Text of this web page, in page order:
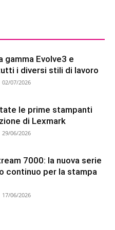
gamma Evolve3 e
i diversi stili di lavoro
02/07/2026
le prime stampanti
di Lexmark
29/06/2026
7000: la nuova serie
continuo per la stampa
17/06/2026